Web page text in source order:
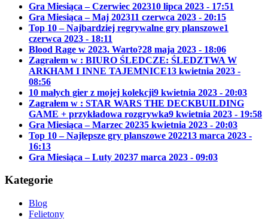
Gra Miesiąca – Czerwiec 202310 lipca 2023 - 17:51
Gra Miesiąca – Maj 202311 czerwca 2023 - 20:15
Top 10 – Najbardziej regrywalne gry planszowe1
czerwca 2023 - 18:11
Blood Rage w 2023. Warto?28 maja 2023 - 18:06
Zagrałem w : BIURO ŚLEDCZE: ŚLEDZTWA W
ARKHAM I INNE TAJEMNICE13 kwietnia 2023 -
08:56
10 małych gier z mojej kolekcji9 kwietnia 2023 - 20:03
Zagrałem w : STAR WARS THE DECKBUILDING
GAME + przykładowa rozgrywka9 kwietnia 2023 - 19:58
Gra Miesiąca – Marzec 20235 kwietnia 2023 - 20:03
Top 10 – Najlepsze gry planszowe 202213 marca 2023 -
16:13
Gra Miesiąca – Luty 20237 marca 2023 - 09:03
Kategorie
Blog
Felietony